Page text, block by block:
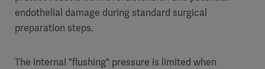
endothelial damage during standard surgical
preparation steps.
The internal "flushing" pressure is limited when